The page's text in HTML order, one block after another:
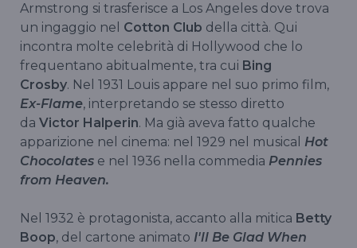
Armstrong si trasferisce a Los Angeles dove trova
un ingaggio nel Cotton Club della città. Qui
incontra molte celebrità di Hollywood che lo
frequentano abitualmente, tra cui Bing
Crosby. Nel 1931 Louis appare nel suo primo film,
Ex-Flame, interpretando se stesso diretto
da Victor Halperin. Ma già aveva fatto qualche
apparizione nel cinema: nel 1929 nel musical Hot
Chocolates e nel 1936 nella commedia Pennies
from Heaven.
Nel 1932 è protagonista, accanto alla mitica Betty
Boop, del cartone animato I'll Be Glad When